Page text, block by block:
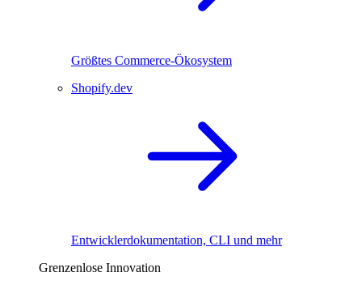
Größtes Commerce-Ökosystem
Shopify.dev
Entwicklerdokumentation, CLI und mehr
Grenzenlose Innovation